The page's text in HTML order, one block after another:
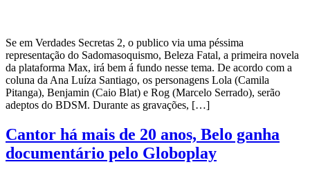
Se em Verdades Secretas 2, o publico via uma péssima
representação do Sadomasoquismo, Beleza Fatal, a primeira novela
da plataforma Max, irá bem á fundo nesse tema. De acordo com a
coluna da Ana Luíza Santiago, os personagens Lola (Camila
Pitanga), Benjamin (Caio Blat) e Rog (Marcelo Serrado), serão
adeptos do BDSM. Durante as gravações, […]
Cantor há mais de 20 anos, Belo ganha
documentário pelo Globoplay